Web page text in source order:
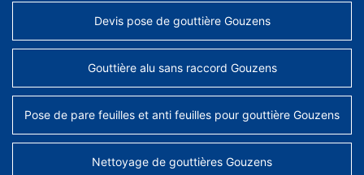
Devis pose de gouttière Gouzens
Gouttière alu sans raccord Gouzens
Pose de pare feuilles et anti feuilles pour gouttière Gouzens
Nettoyage de gouttières Gouzens